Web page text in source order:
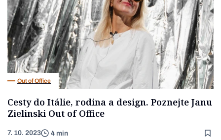
Out of Office
Cesty do Itálie, rodina a design. Poznejte Janu
Zielinski Out of Office
7. 10. 2023 4 min